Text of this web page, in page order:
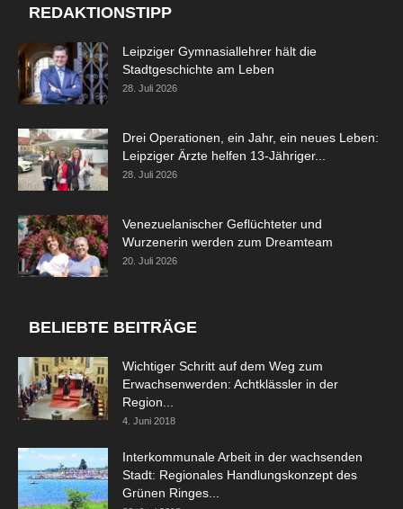
REDAKTIONSTIPP
Leipziger Gymnasiallehrer hält die
Stadtgeschichte am Leben
28. Juli 2026
Drei Operationen, ein Jahr, ein neues Leben:
Leipziger Ärzte helfen 13-Jähriger...
28. Juli 2026
Venezuelanischer Geflüchteter und
Wurzenerin werden zum Dreamteam
20. Juli 2026
BELIEBTE BEITRÄGE
Wichtiger Schritt auf dem Weg zum
Erwachsenwerden: Achtklässler in der
Region...
4. Juni 2018
Interkommunale Arbeit in der wachsenden
Stadt: Regionales Handlungskonzept des
Grünen Ringes...